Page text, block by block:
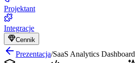
Projektant
Integracje
Cennik
Prezentacja/SaaS Analytics Dashboard